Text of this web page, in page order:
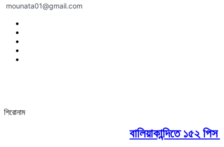
mounata01@gmail.com
শিরোনাম
বালিয়াকান্দিতে ১৫২